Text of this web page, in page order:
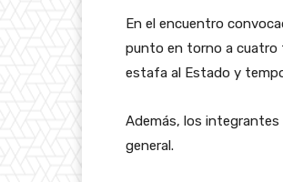
En el encuentro
punto en torno a cuatro
estafa al Estado y
Además, los integrantes
general.